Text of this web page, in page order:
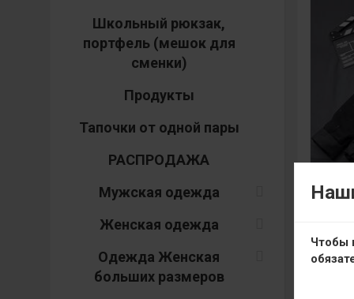
Школьный рюкзак,
портфель (мешок для
сменки)
Продукты
Тапочки от одной пары
РАСПРОДАЖА
Мужская одежда
Женская одежда
Одежда Женская
больших размеров
Чтобы